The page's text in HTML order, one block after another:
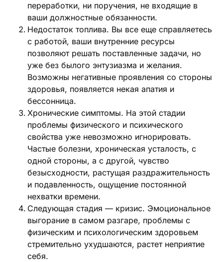
переработки, ни поручения, не входящие в
ваши должностные обязанности.
Недостаток топлива. Вы все еще справляетесь
с работой, ваши внутренние ресурсы
позволяют решать поставленные задачи, но
уже без былого энтузиазма и желания.
Возможны негативные проявления со стороны
здоровья, появляется некая апатия и
бессонница.
Хронические симптомы. На этой стадии
проблемы физического и психического
свойства уже невозможно игнорировать.
Частые болезни, хроническая усталость, с
одной стороны, а с другой, чувство
безысходности, растущая раздражительность
и подавленность, ощущение постоянной
нехватки времени.
Следующая стадия — кризис. Эмоциональное
выгорание в самом разгаре, проблемы с
физическим и психологическим здоровьем
стремительно ухудшаются, растет неприятие
себя.